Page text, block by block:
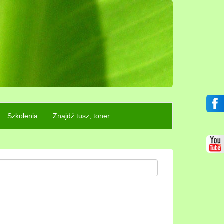
Szkolenia Znajdź tusz, toner